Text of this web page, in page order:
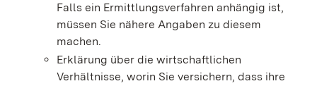
Falls ein Ermittlungsverfahren anhängig ist,
müssen Sie nähere Angaben zu diesem
machen.
Erklärung über die wirtschaftlichen
Verhältnisse, worin Sie versichern, dass ihre